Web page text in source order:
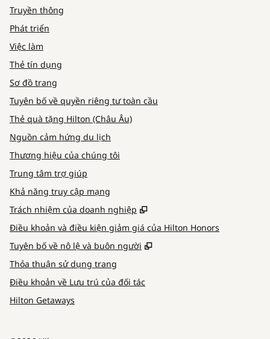
Truyền thông
Phát triển
Việc làm
Thẻ tín dụng
Sơ đồ trang
Tuyên bố về quyền riêng tư toàn cầu
Thẻ quà tặng Hilton (Châu Âu)
Nguồn cảm hứng du lịch
Thương hiệu của chúng tôi
Trung tâm trợ giúp
Khả năng truy cập mạng
Trách nhiệm của doanh nghiệp
,
Điều khoản và điều kiện giảm giá của Hilton Honors
Tuyên bố về nô lệ và buôn người
,
Thỏa thuận sử dụng trang
Điều khoản về Lưu trú của đối tác
Hilton Getaways